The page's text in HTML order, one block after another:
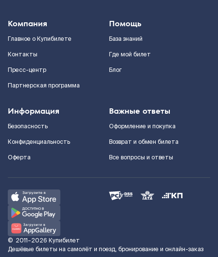
Компания
Главное о Купибилете
Контакты
Пресс-центр
Партнерская программа
Помощь
База знаний
Где мой билет
Блог
Информация
Безопасность
Конфиденциальность
Оферта
Важные ответы
Оформление и покупка
Возврат и обмен билета
Все вопросы и ответы
© 2011–2026 Купибилет
Дешёвые билеты на самолёт и поезд, бронирование и онлайн-заказ